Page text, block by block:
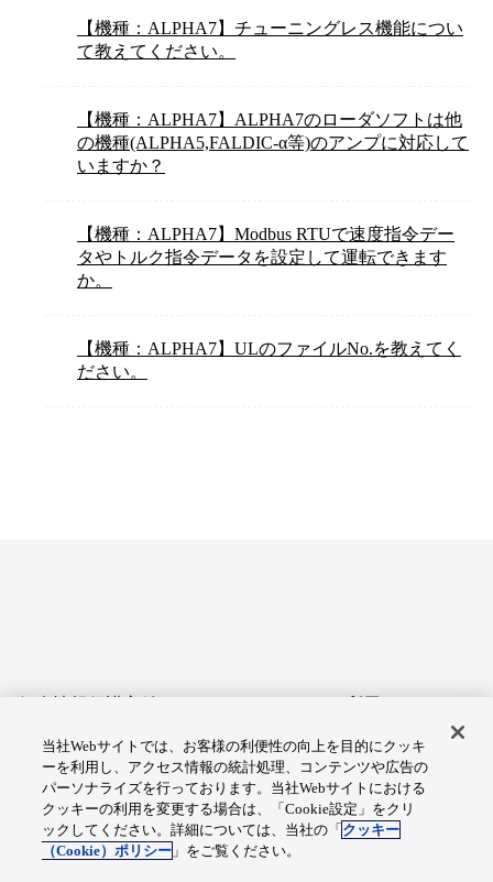
【機種：ALPHA7】チューニングレス機能につい
て教えてください。
【機種：ALPHA7】ALPHA7のローダソフトは他
の機種(ALPHA5,FALDIC-α等)のアンプに対応して
いますか？
【機種：ALPHA7】Modbus RTUで速度指令デー
タやトルク指令データを設定して運転できます
か。
【機種：ALPHA7】ULのファイルNo.を教えてく
ださい。
アクセシビリティへの対応
Cookie設定
総合サイトマップ
当社Webサイトでは、お客様の利便性の向上を目的にクッキ
ーを利用し、アクセス情報の統計処理、コンテンツや広告の
パーソナライズを行っております。当社Webサイトにおける
クッキーの利用を変更する場合は、「Cookie設定」をクリ
ックしてください。詳細については、当社の「 クッキー
（Cookie）ポリシー 」をご覧ください。